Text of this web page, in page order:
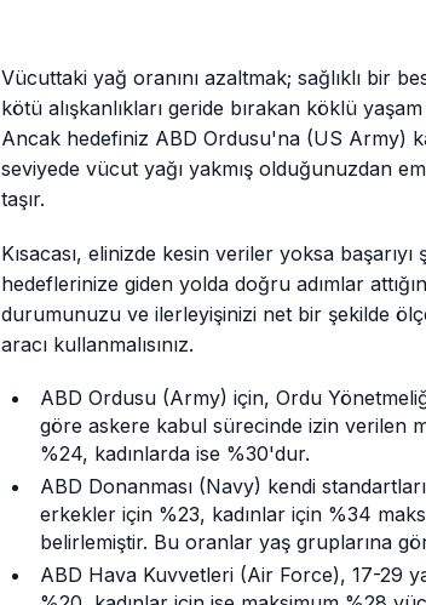
Vücuttaki yağ oranını azaltmak; sağlıklı bir
kötü alışkanlıkları geride bırakan köklü
Ancak hedefiniz ABD Ordusu'na (US Army)
seviyede vücut yağı yakmış olduğunuzdan
taşır.
Kısacası, elinizde kesin veriler yoksa
hedeflerinize giden yolda doğru adımlar
durumunuzu ve ilerleyişinizi net bir şekilde
aracı kullanmalısınız.
ABD Ordusu (Army) için, Ordu
göre askere kabul sürecinde izin verilen
%24, kadınlarda ise %30'dur.
ABD Donanması (Navy) kendi
erkekler için %23, kadınlar için %34
belirlemiştir. Bu oranlar yaş gruplarına
ABD Hava Kuvvetleri (Air Force), 17-29